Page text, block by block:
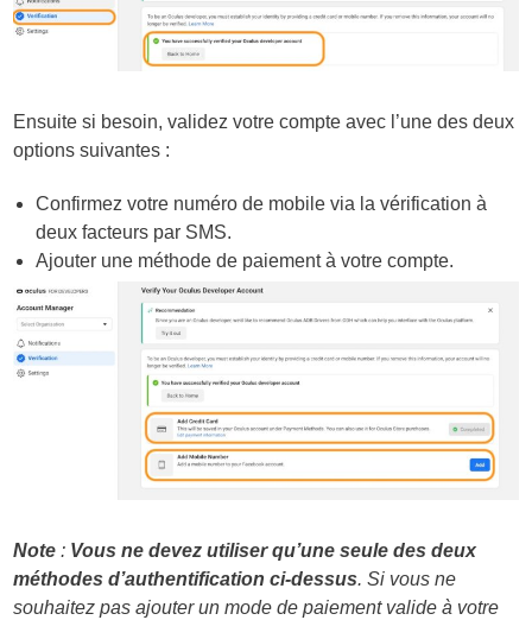
Ensuite si besoin, validez votre compte avec l’une des deux
options suivantes :
Confirmez votre numéro de mobile via la vérification à
deux facteurs par SMS.
Ajouter une méthode de paiement à votre compte.
Note : Vous ne devez utiliser qu’une seule des deux
méthodes d’authentification ci-dessus. Si vous ne
souhaitez pas ajouter un mode de paiement valide à votre